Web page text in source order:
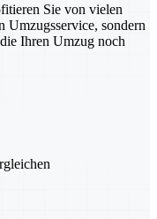
Sie von vielen
Umzugsservice, sondern
Ihren Umzug noch